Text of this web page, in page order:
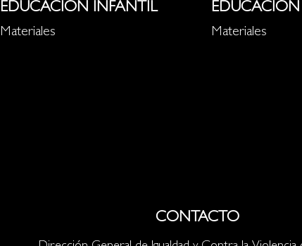
EDUCACIÓN INFANTIL
Materiales Materiales
CONTACTO